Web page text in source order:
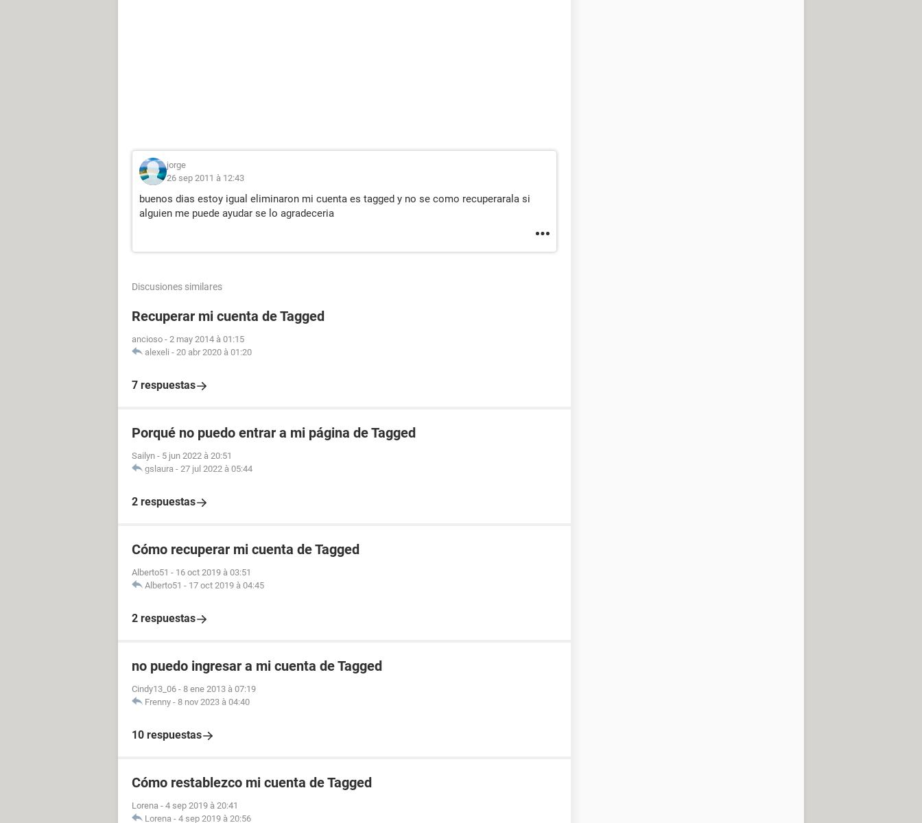
jorge
26 sep 2011 à 12:43
buenos dias estoy igual eliminaron mi cuenta es tagged y no se como recuperarala si
alguien me puede ayudar se lo agradeceria
Discusiones similares
Recuperar mi cuenta de Tagged
ancioso - 2 may 2014 à 01:15
alexeli - 20 abr 2020 à 01:20
7 respuestas
Porqué no puedo entrar a mi página de Tagged
Sailyn - 5 jun 2022 à 20:51
gslaura - 27 jul 2022 à 05:44
2 respuestas
Cómo recuperar mi cuenta de Tagged
Alberto51 - 16 oct 2019 à 03:51
Alberto51 - 17 oct 2019 à 04:45
2 respuestas
no puedo ingresar a mi cuenta de Tagged
Cindy13_06 - 8 ene 2013 à 07:19
Frenny - 8 nov 2023 à 04:40
10 respuestas
Cómo restablezco mi cuenta de Tagged
Lorena - 4 sep 2019 à 20:41
Lorena - 4 sep 2019 à 20:56